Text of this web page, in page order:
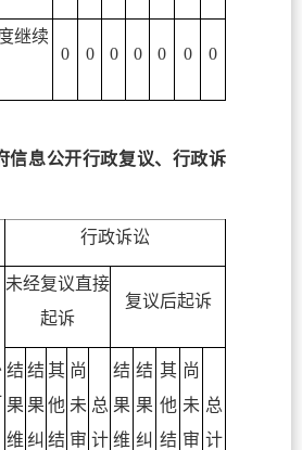
继续
0 0 0 0 0 0 0
信息公开行政复议、行政诉
行政诉讼
未经复议直接
起诉
复议后起诉
结
果
维
结
果
纠
其
他
结
尚
未
审
总
计
结
果
维
结
果
纠
其
他
结
尚
未
审
总
计